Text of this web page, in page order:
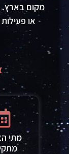
מקום בארץ.
או פעילות
מתי